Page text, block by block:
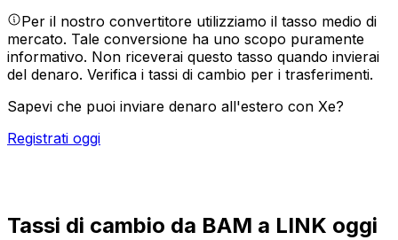
Per il nostro convertitore utilizziamo il tasso medio di
mercato. Tale conversione ha uno scopo puramente
informativo. Non riceverai questo tasso quando invierai
del denaro. Verifica i tassi di cambio per i trasferimenti.
Sapevi che puoi inviare denaro all'estero con Xe?
Registrati oggi
Tassi di cambio da BAM a LINK oggi